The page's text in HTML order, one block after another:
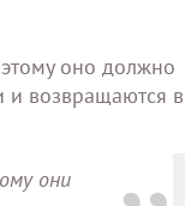
оно должно
и возвращаются в
они